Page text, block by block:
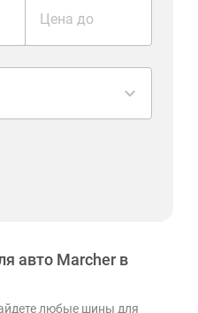
Цена до
авто Marcher в
любые шины для